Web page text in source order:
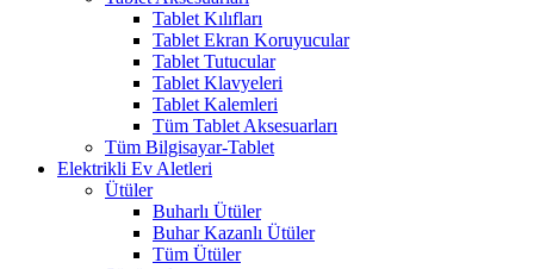
Tablet Kılıfları
Tablet Ekran Koruyucular
Tablet Tutucular
Tablet Klavyeleri
Tablet Kalemleri
Tüm Tablet Aksesuarları
Tüm Bilgisayar-Tablet
Elektrikli Ev Aletleri
Ütüler
Buharlı Ütüler
Buhar Kazanlı Ütüler
Tüm Ütüler